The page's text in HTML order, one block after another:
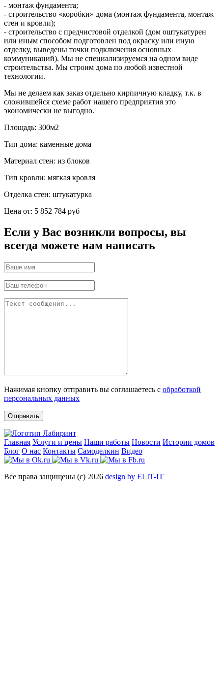
- монтаж фундамента;
- строительство «коробки» дома (монтаж фундамента, монтаж
стен и кровли);
- строительство с предчистовой отделкой (дом оштукатурен
или иным способом подготовлен под окраску или иную
отделку, выведены точки подключения основных
коммуникаций). Мы не специализируемся на одном виде
строительства. Мы строим дома по любой известной
технологии.
Мы не делаем как заказ отдельно кирпичную кладку, т.к. в
сложившейся схеме работ нашего предприятия это
экономически не выгодно.
Площадь: 300м2
Тип дома: каменные дома
Материал стен: из блоков
Тип кровли: мягкая кровля
Отделка стен: штукатурка
Цена от: 5 852 784 руб
Если у Вас возникли вопросы, вы
всегда можете нам написать
Нажимая кнопку отправить вы соглашаетесь с обработкой
персональных данных
Отправить
Главная Услуги и цены Наши работы Новости Истории домов
Блог О нас Контакты Самоделкин Видео
Все права защищены (с) 2026 design by ELIT-IT